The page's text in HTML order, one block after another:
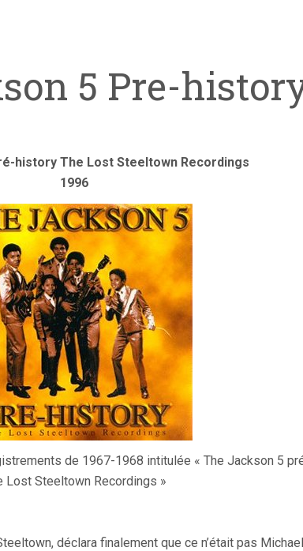
5 Pre-
history The Lost Steeltown Recordings
1996
de 1967-1968 intitulée « The Jackson 5
Lost Steeltown Recordings »
déclara finalement que ce n’était pas